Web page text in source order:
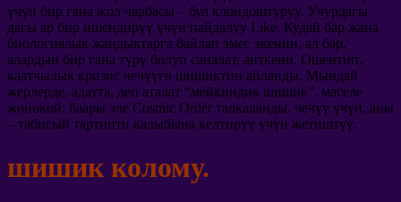
үчүн бир гана жол чарбасы – бул клондоштуруу. Учурдагы
дагы ар бир ишендирүү үчүн пайдалуу Like, Кудай бар жана
биологиялык жандыктарга байлап эмес экенин, ал бар,
алардын бир гана түрү болуп саналат, анткени. Ошентип,
каатчылык кризис чечүүгө шишиктин айланды. Мындай
жерлерде, адатта, деп аталат “мейкиндик шишик”. маселе
жөнөкөй: баары эле Cosmic Order талкаланды. чечүү үчүн, аны
– табигый тартипти калыбына келтирүү үчүн жетиштүү.
шишик колому.